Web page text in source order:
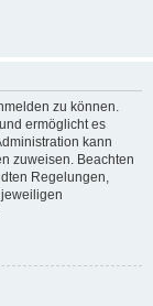
zu können.
ermöglicht es
kann
zuweisen. Beachten
Regelungen,